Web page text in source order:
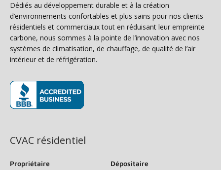
Dédiés au développement durable et à la création
d’environnements confortables et plus sains pour nos clients
résidentiels et commerciaux tout en réduisant leur empreinte
carbone, nous sommes à la pointe de l’innovation avec nos
systèmes de climatisation, de chauffage, de qualité de l’air
intérieur et de réfrigération.
CVAC résidentiel
Propriétaire
Dépositaire